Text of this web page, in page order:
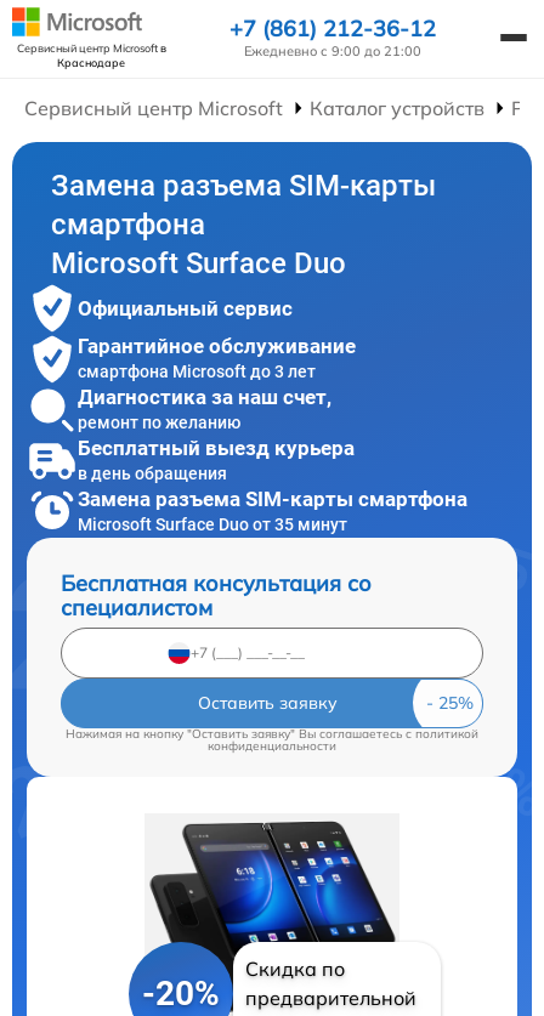
Сервисный центр Microsoftв
Краснодаре
+7 (861) 212-36-12
Ежедневно с 9:00 до 21:00
Сервисный центр Microsoft Каталог устройств
Замена разъема SIM-карты
смартфона
Microsoft Surface Duo
Официальный сервис
Гарантийное обслуживание
смартфона Microsoft до 3 лет
Диагностика за наш счет,
ремонт по желанию
Бесплатный выезд курьера
в день обращения
Замена разъема SIM-карты смартфона
Microsoft Surface Duo от 35 минут
Бесплатная консультация со
специалистом
Оставить заявку
Нажимая на кнопку "Оставить заявку" Вы соглашаетесь cполитикой
конфиденциальности
-20%
Скидка по
предварительной